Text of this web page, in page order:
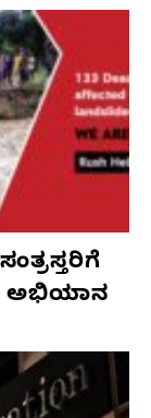
ಅಭಿಯಾನ